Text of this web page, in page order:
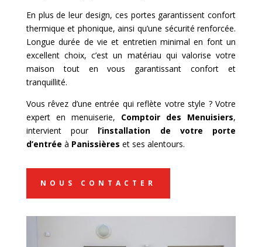
En plus de leur design, ces portes garantissent confort
thermique et phonique, ainsi qu’une sécurité renforcée.
Longue durée de vie et entretien minimal en font un
excellent choix, c’est un matériau qui valorise votre
maison tout en vous garantissant confort et
tranquillité.
Vous rêvez d’une entrée qui reflète votre style ? Votre
expert en menuiserie, Comptoir des Menuisiers,
intervient pour l’installation de votre porte
d’entrée à Panissières et ses alentours.
NOUS CONTACTER